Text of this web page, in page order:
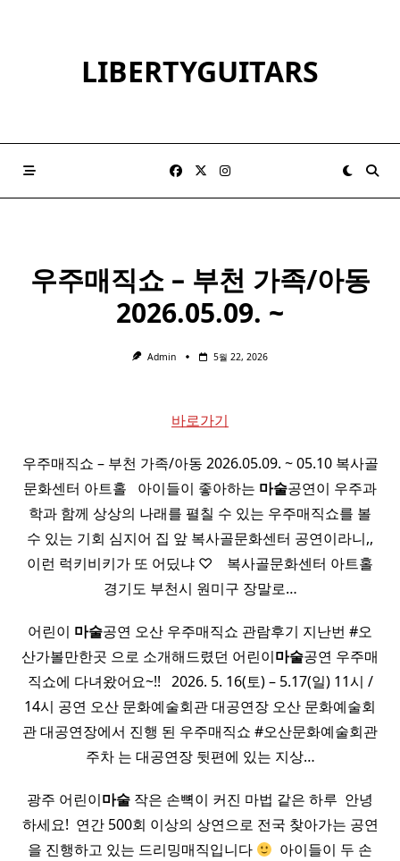
LIBERTYGUITARS
우주매직쇼 – 부천 가족/아동
2026.05.09. ~
Admin 5월 22, 2026
바로가기
우주매직쇼 – 부천 가족/아동 2026.05.09. ~ 05.10 복사골
문화센터 아트홀 ​ ​ 아이들이 좋아하는 마술공연이 우주과
학과 함께 상상의 나래를 펼칠 수 있는 우주매직쇼를 볼
수 있는 기회 심지어 집 앞 복사골문화센터 공연이라니,,
이런 럭키비키가 또 어딨냐 ♡ ​ ​ ​ 복사골문화센터 아트홀
경기도 부천시 원미구 장말로…
어린이 마술공연 오산 우주매직쇼 관람후기 지난번 #오
산가볼만한곳 으로 소개해드렸던 어린이마술공연 우주매
직쇼에 다녀왔어요~!! ​ ​ 2026. 5. 16(토) – 5.17(일) 11시 /
14시 공연 오산 문화예술회관 대공연장 오산 문화예술회
관 대공연장에서 진행 된 우주매직쇼 #오산문화예술회관
주차 는 대공연장 뒷편에 있는 지상…
광주 어린이마술 작은 손뼉이 커진 마법 같은 하루 ​ 안녕
하세요! ​ 연간 500회 이상의 상연으로 전국 찾아가는 공연
을 진행하고 있는 드리밍매직입니다
​ 아이들이 두 손